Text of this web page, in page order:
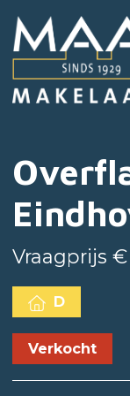
Vraagprijs
D
Verkocht